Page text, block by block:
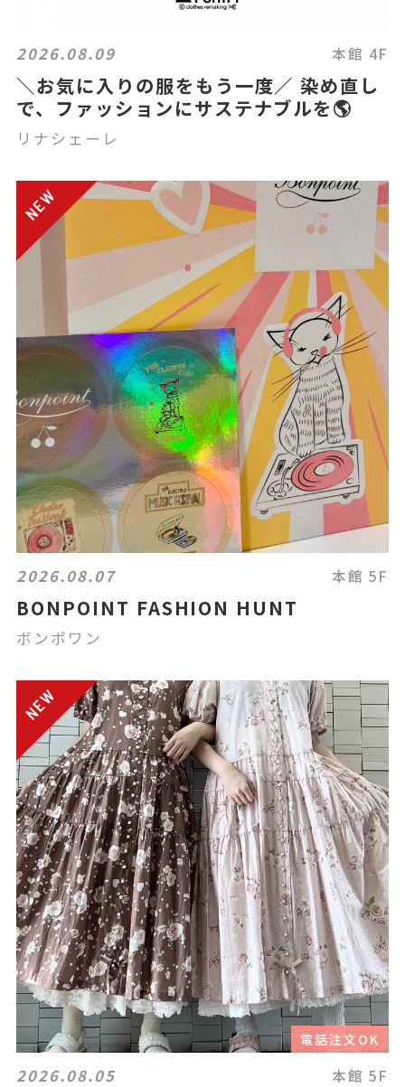
2026.08.09 本館 4F
＼お気に入りの服をもう一度／ 染め直し
で、ファッションにサステナブルを🌎
リナシェーレ
2026.08.07 本館 5F
BONPOINT FASHION HUNT
ボンポワン
電話注文OK
2026.08.05 本館 5F